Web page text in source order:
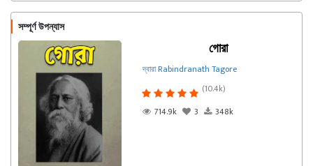
সম্পূর্ণ উপন্যাস
গোরা
দ্বারা Rabindranath Tagore
(10.4k)
714.9k
3 348k